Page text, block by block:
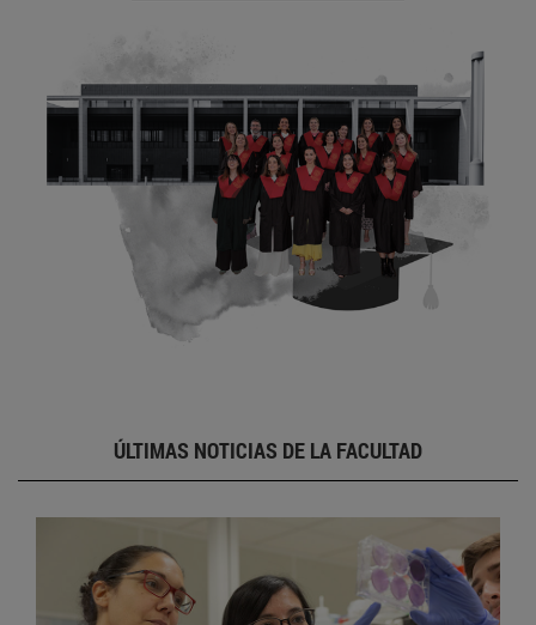
ÚLTIMAS NOTICIAS DE LA FACULTAD